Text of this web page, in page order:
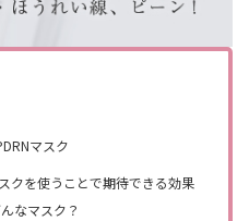
マスク
クを使うことで期待できる効果
なマスク？